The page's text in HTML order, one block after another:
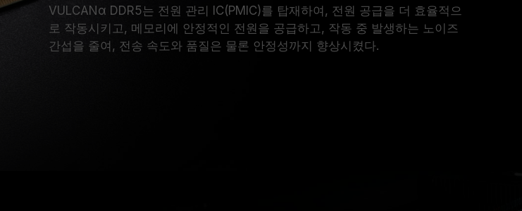
VULCANα DDR5는 전원 관리 IC(PMIC)를 탑재하여, 전원 공급을 더 효율적으
로 작동시키고, 메모리에 안정적인 전원을 공급하고, 작동 중 발생하는 노이즈
간섭을 줄여, 전송 속도와 품질은 물론 안정성까지 향상시켰다.